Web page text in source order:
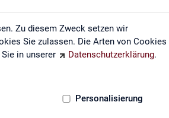
Zu diesem Zweck setzen wir
Sie zulassen. Die Arten von Cookies
in unserer
Datenschutzerklärung.
Personalisierung